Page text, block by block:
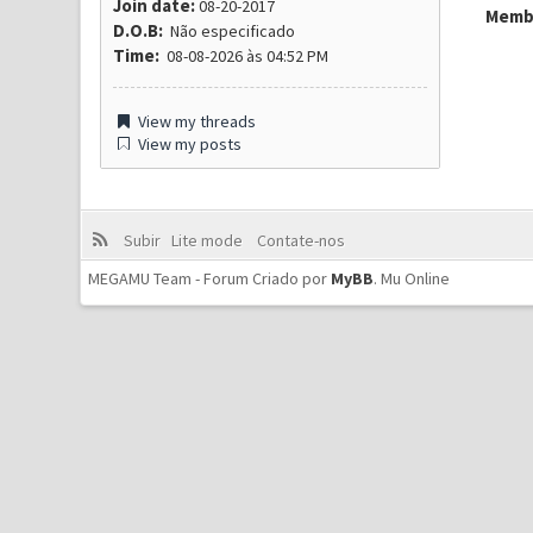
Join date:08-20-2017
D.O.B:Não especificado
Time:08-08-2026 às 04:52 PM
View my threads
View my posts
Subir Lite mode
Contate-nos
MEGAMU Team - Forum Criado por MyBB.Mu Online